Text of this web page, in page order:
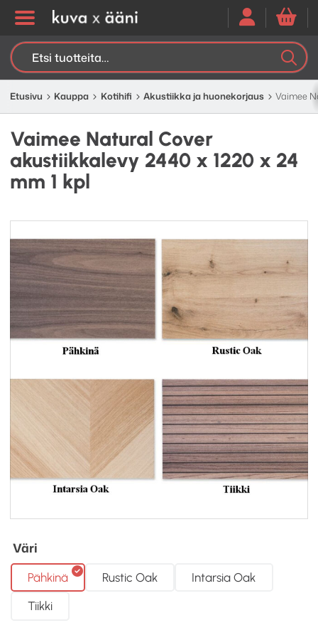
Etsi:
Etusivu Kauppa Kotihifi Akustiikka ja huonekorjaus Vaimee
Vaimee Natural Cover
akustiikkalevy 2440 x 1220 x 24
mm 1 kpl
Väri
Pähkinä Rustic Oak Intarsia Oak
Tiikki